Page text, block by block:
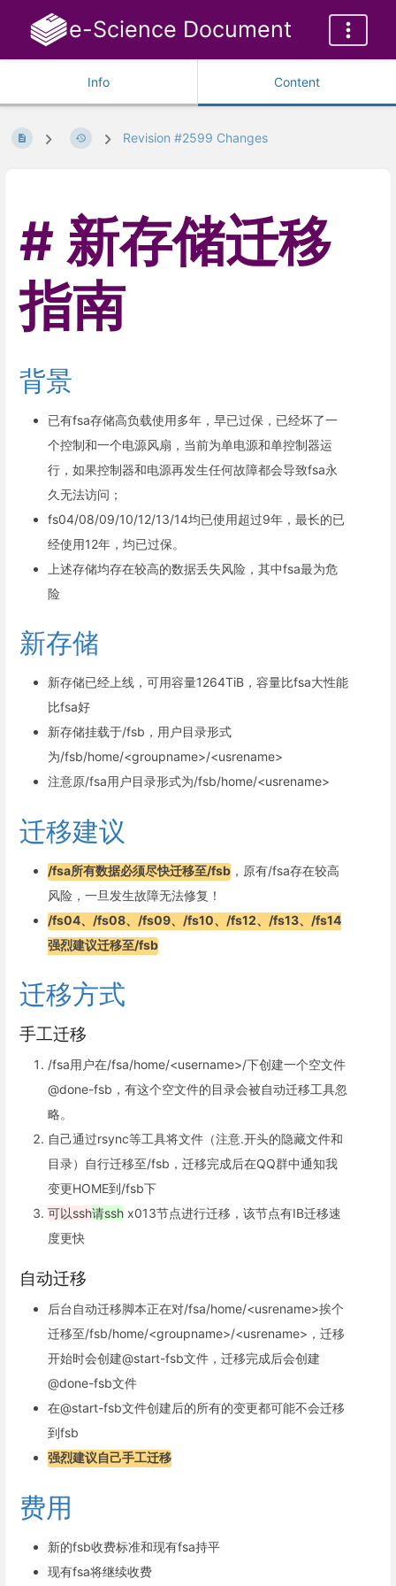
e-Science Document
Info Content
Revision #2599 Changes
新存储迁移
指南
背景
已有fsa存储高负载使用多年，早已过保，已经坏了一
个控制和一个电源风扇，当前为单电源和单控制器运
行，如果控制器和电源再发生任何故障都会导致fsa永
久无法访问；
fs04/08/09/10/12/13/14均已使用超过9年，最长的已
经使用12年，均已过保。
上述存储均存在较高的数据丢失风险，其中fsa最为危
险
新存储
新存储已经上线，可用容量1264TiB，容量比fsa大性能
比fsa好
新存储挂载于/fsb，用户目录形式
为/fsb/home/<groupname>/<usrename>
注意原/fsa用户目录形式为/fsb/home/<usrename>
迁移建议
/fsa所有数据必须尽快迁移至/fsb ，原有/fsa存在较高
风险，一旦发生故障无法修复！
/fs04、/fs08、/fs09、/fs10、/fs12、/fs13、/fs14
强烈建议迁移至/fsb
迁移方式
手工迁移
/fsa用户在/fsa/home/<username>/下创建一个空文件
@done-fsb，有这个空文件的目录会被自动迁移工具忽
略。
自己通过rsync等工具将文件（注意.开头的隐藏文件和
目录）自行迁移至/fsb，迁移完成后在QQ群中通知我
变更HOME到/fsb下
可以ssh请ssh x013节点进行迁移，该节点有IB迁移速
度更快
自动迁移
后台自动迁移脚本正在对/fsa/home/<usrename>挨个
迁移至/fsb/home/<groupname>/<usrename>，迁移
开始时会创建@start-fsb文件，迁移完成后会创建
@done-fsb文件
在@start-fsb文件创建后的所有的变更都可能不会迁移
到fsb
强烈建议自己手工迁移
费用
新的fsb收费标准和现有fsa持平
现有fsa将继续收费